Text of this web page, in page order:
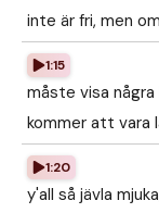
inte är fri, men
1:15
måste visa
kommer att vara
1:20
y'all så jävla